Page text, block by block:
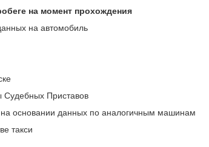
на момент прохождения
на автомобиль
Приставов
основании данных по аналогичным машинам
такси